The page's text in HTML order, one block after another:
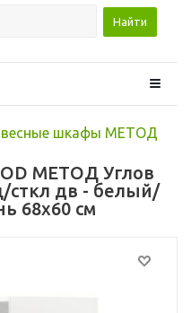
Найти
шкафы МЕТОД
МЕТОД Углов
сткл дв - белый/
68x60 см